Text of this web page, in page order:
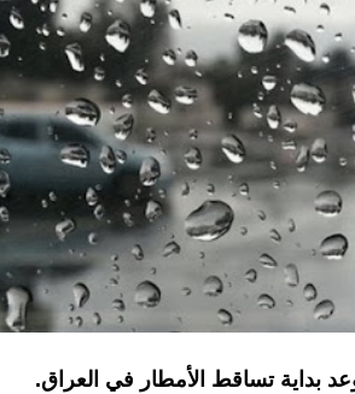
بداية تساقط الأمطار في العراق.